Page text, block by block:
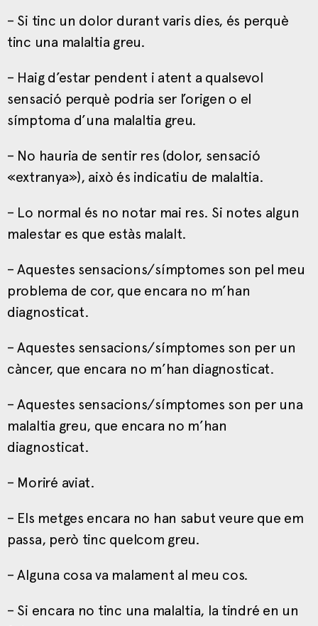
– Si tinc un dolor durant varis dies, és perquè
tinc una malaltia greu.
– Haig d’estar pendent i atent a qualsevol
sensació perquè podria ser l’origen o el
símptoma d’una malaltia greu.
– No hauria de sentir res (dolor, sensació
«extranya»), això és indicatiu de malaltia.
– Lo normal és no notar mai res. Si notes algun
malestar es que estàs malalt.
– Aquestes sensacions/símptomes son pel meu
problema de cor, que encara no m’han
diagnosticat.
– Aquestes sensacions/símptomes son per un
càncer, que encara no m’han diagnosticat.
– Aquestes sensacions/símptomes son per una
malaltia greu, que encara no m’han
diagnosticat.
– Moriré aviat.
– Els metges encara no han sabut veure que em
passa, però tinc quelcom greu.
– Alguna cosa va malament al meu cos.
– Si encara no tinc una malaltia, la tindré en un